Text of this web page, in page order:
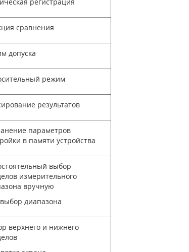
сравнения
допуска
режим
результатов
параметров
в памяти устройства
выбор
измерительного
вручную
диапазона
верхнего и нижнего